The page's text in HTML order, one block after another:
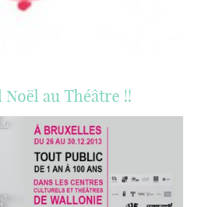
au Théâtre !!